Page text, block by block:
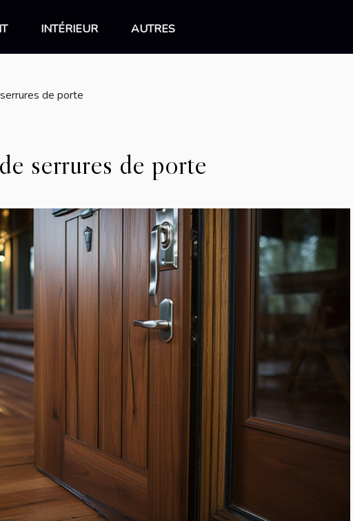
INTÉRIEUR AUTRES
de porte
serrures de porte